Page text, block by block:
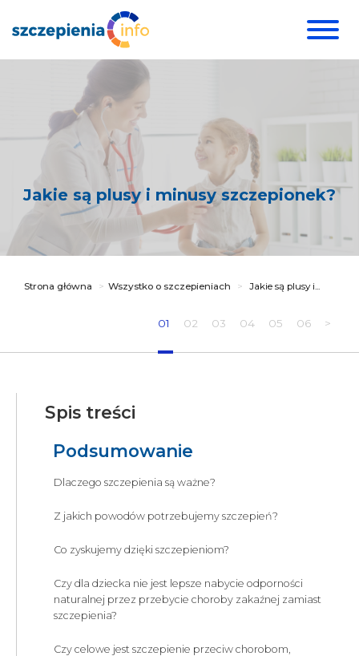
Jakie są plusy i minusy szczepionek?
Strona główna Wszystko o szczepieniach Jakie są plusy i...
01 02 03 04 05 06 >
Spis treści
Podsumowanie
Dlaczego szczepienia są ważne?
Z jakich powodów potrzebujemy szczepień?
Co zyskujemy dzięki szczepieniom?
Czy dla dziecka nie jest lepsze nabycie odporności
naturalnej przez przebycie choroby zakaźnej zamiast
szczepienia?
Czy celowe jest szczepienie przeciw chorobom,